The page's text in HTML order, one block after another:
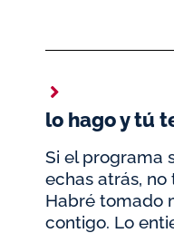
lo hago y tú
Si el programa
echas atrás, no
Habré tomado
contigo. Lo